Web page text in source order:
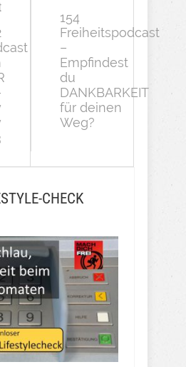
154
Freiheitspodcast
–
Empfindest
du
DANKBARKEIT
für deinen
Weg?
CHECK